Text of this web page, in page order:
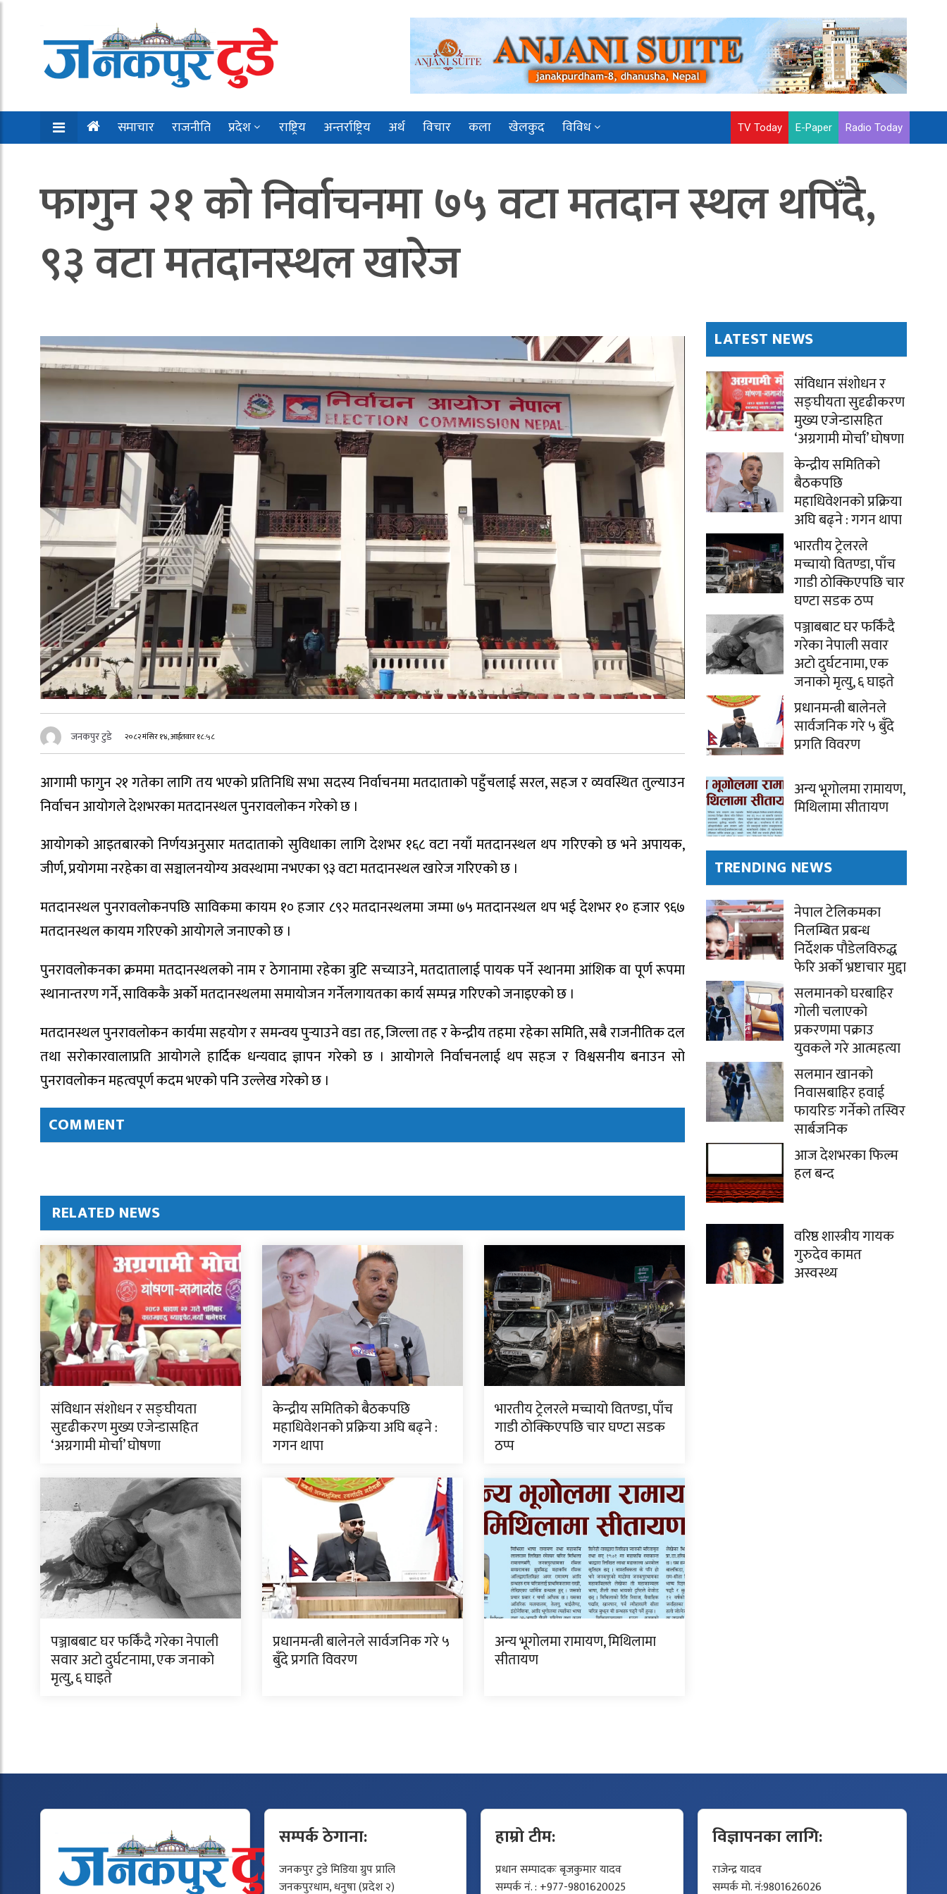
समाचार राजनीति प्रदेश राष्ट्रिय अन्तर्राष्ट्रिय अर्थ विचार कला खेलकुद विविध TV Today E-Paper Radio Today
फागुन २१ को निर्वाचनमा ७५ वटा मतदान स्थल थपिँदै,
९३ वटा मतदानस्थल खारेज
जनकपुर टुडे २०८२ मंसिर १४, आईतवार १८:५८
आगामी फागुन २१ गतेका लागि तय भएको प्रतिनिधि सभा सदस्य निर्वाचनमा मतदाताको पहुँचलाई सरल, सहज र व्यवस्थित तुल्याउन
निर्वाचन आयोगले देशभरका मतदानस्थल पुनरावलोकन गरेको छ ।
आयोगको आइतबारको निर्णयअनुसार मतदाताको सुविधाका लागि देशभर १६८ वटा नयाँ मतदानस्थल थप गरिएको छ भने अपायक,
जीर्ण, प्रयोगमा नरहेका वा सञ्चालनयोग्य अवस्थामा नभएका ९३ वटा मतदानस्थल खारेज गरिएको छ ।
मतदानस्थल पुनरावलोकनपछि साविकमा कायम १० हजार ८९२ मतदानस्थलमा जम्मा ७५ मतदानस्थल थप भई देशभर १० हजार ९६७
मतदानस्थल कायम गरिएको आयोगले जनाएको छ ।
पुनरावलोकनका क्रममा मतदानस्थलको नाम र ठेगानामा रहेका त्रुटि सच्याउने, मतदातालाई पायक पर्ने स्थानमा आंशिक वा पूर्ण रूपमा
स्थानान्तरण गर्ने, साविककै अर्को मतदानस्थलमा समायोजन गर्नेलगायतका कार्य सम्पन्न गरिएको जनाइएको छ ।
मतदानस्थल पुनरावलोकन कार्यमा सहयोग र समन्वय पुर्‍याउने वडा तह, जिल्ला तह र केन्द्रीय तहमा रहेका समिति, सबै राजनीतिक दल
तथा सरोकारवालाप्रति आयोगले हार्दिक धन्यवाद ज्ञापन गरेको छ । आयोगले निर्वाचनलाई थप सहज र विश्वसनीय बनाउन सो
पुनरावलोकन महत्वपूर्ण कदम भएको पनि उल्लेख गरेको छ ।
COMMENT
RELATED NEWS
संविधान संशोधन र सङ्घीयता
सुदृढीकरण मुख्य एजेन्डासहित
‘अग्रगामी मोर्चा’ घोषणा
केन्द्रीय समितिको बैठकपछि
महाधिवेशनको प्रक्रिया अघि बढ्ने :
गगन थापा
भारतीय ट्रेलरले मच्चायो वितण्डा, पाँच
गाडी ठोक्किएपछि चार घण्टा सडक
ठप्प
पञ्जाबबाट घर फर्किंदै गरेका नेपाली
सवार अटो दुर्घटनामा, एक जनाको
मृत्यु, ६ घाइते
प्रधानमन्त्री बालेनले सार्वजनिक गरे ५
बुँदे प्रगति विवरण
अन्य भूगोलमा रामायण, मिथिलामा
सीतायण
LATEST NEWS
संविधान संशोधन र
सङ्घीयता सुदृढीकरण
मुख्य एजेन्डासहित
‘अग्रगामी मोर्चा’ घोषणा
केन्द्रीय समितिको
बैठकपछि
महाधिवेशनको प्रक्रिया
अघि बढ्ने : गगन थापा
भारतीय ट्रेलरले
मच्चायो वितण्डा, पाँच
गाडी ठोक्किएपछि चार
घण्टा सडक ठप्प
पञ्जाबबाट घर फर्किंदै
गरेका नेपाली सवार
अटो दुर्घटनामा, एक
जनाको मृत्यु, ६ घाइते
प्रधानमन्त्री बालेनले
सार्वजनिक गरे ५ बुँदे
प्रगति विवरण
अन्य भूगोलमा रामायण,
मिथिलामा सीतायण
TRENDING NEWS
नेपाल टेलिकमका
निलम्बित प्रबन्ध
निर्देशक पौडेलविरुद्ध
फेरि अर्को भ्रष्टाचार मुद्दा
सलमानको घरबाहिर
गोली चलाएको
प्रकरणमा पक्राउ
युवकले गरे आत्महत्या
सलमान खानको
निवासबाहिर हवाई
फायरिङ गर्नेको तस्विर
सार्बजनिक
आज देशभरका फिल्म
हल बन्द
वरिष्ठ शास्त्रीय गायक
गुरुदेव कामत
अस्वस्थ्य
सम्पर्क ठेगाना:
जनकपुर टुडे मिडिया ग्रुप प्रालि
जनकपुरधाम, धनुषा (प्रदेश २)
हाम्रो टीम:
प्रधान सम्पादकः बृजकुमार यादव
सम्पर्क नं. : +977-9801620025
विज्ञापनका लागि:
राजेन्द्र यादव
सम्पर्क मो. नं:9801626026